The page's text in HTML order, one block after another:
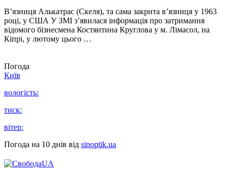
В’язниця Алькатрас (Скеля), та сама закрита в’язниця у 1963
році, у США У ЗМІ з’явилася інформація про затримання
відомого бізнесмена Костянтина Круглова у м. Лімасол, на
Кіпрі, у лютому цього …
Погода
Київ
вологість:
тиск:
вітер:
Погода на 10 днів від sinoptik.ua